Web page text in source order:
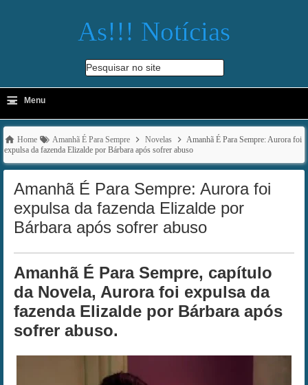
As!!! Notícias
Pesquisar no site
-
≡ Menu
Home Amanhã É Para Sempre Novelas
Amanhã É Para Sempre: Aurora foi
expulsa da fazenda Elizalde por Bárbara após sofrer abuso
Amanhã É Para Sempre: Aurora foi
expulsa da fazenda Elizalde por
Bárbara após sofrer abuso
Amanhã É Para Sempre, capítulo
da Novela, Aurora foi expulsa da
fazenda Elizalde por Bárbara após
sofrer abuso.